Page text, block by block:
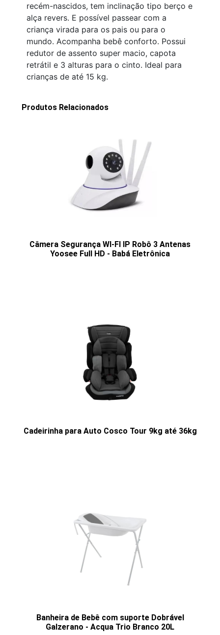
recém-nascidos, tem inclinação tipo berço e
alça revers. E possível passear com a
criança virada para os pais ou para o
mundo. Acompanha bebê conforto. Possui
redutor de assento super macio, capota
retrátil e 3 alturas para o cinto. Ideal para
crianças de até 15 kg.
Produtos Relacionados
Câmera Segurança WI-FI IP Robô 3 Antenas
Yoosee Full HD - Babá Eletrônica
Cadeirinha para Auto Cosco Tour 9kg até 36kg
Banheira de Bebê com suporte Dobrável
Galzerano - Acqua Trio Branco 20L